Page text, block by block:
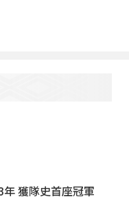
獲隊史首座冠軍